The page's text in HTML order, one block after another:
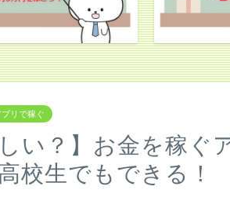
リで稼ぐ
しい？】お金を稼ぐ
校生でもできる！